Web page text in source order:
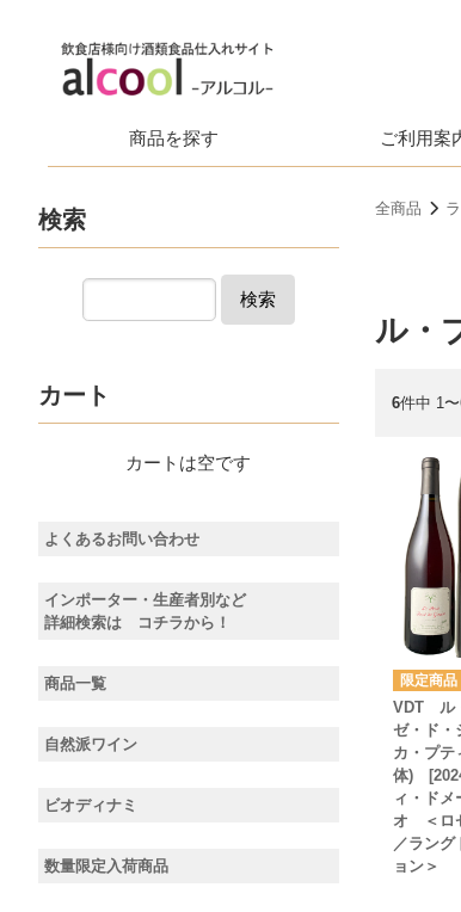
商品を探す ご利用案
全商品
ル・
6件中 1〜
VDT ル
ゼ・ド
カ・プテ
体)
ィ・ドメ
オ ＜ロ
／ラング
ョン＞
検索
検索
カート
カートは空です
よくあるお問い合わせ
インポーター・生産者別など
詳細検索は コチラから！
商品一覧
自然派ワイン
ビオディナミ
数量限定入荷商品